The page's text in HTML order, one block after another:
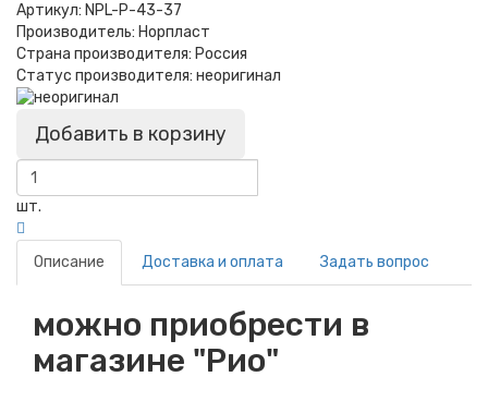
Артикул: NPL-P-43-37
Производитель: Норпласт
Страна производителя: Россия
Статус производителя: неоригинал
Добавить в корзину
шт.
Описание Доставка и оплата Задать вопрос
можно приобрести в
магазине "Рио"